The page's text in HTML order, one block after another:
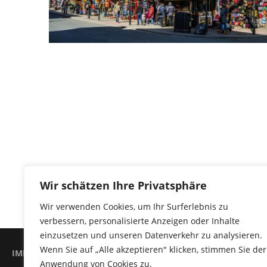
Wir schätzen Ihre Privatsphäre
Wir verwenden Cookies, um Ihr Surferlebnis zu
verbessern, personalisierte Anzeigen oder Inhalte
einzusetzen und unseren Datenverkehr zu analysieren.
Wenn Sie auf „Alle akzeptieren" klicken, stimmen Sie der
Anwendung von Cookies zu.
IMPRESSUM DATENSCHUTZERKLÄRUNG